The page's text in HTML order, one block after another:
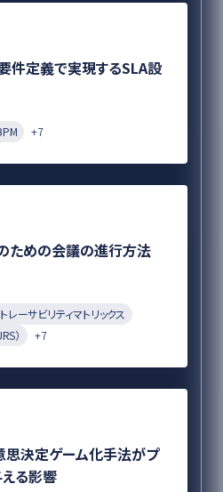
件定義で実現するSLA設
+7
ための会議の進行方法
レーサビリティマトリックス
） +7
思決定ゲーム化手法がプ
る影響